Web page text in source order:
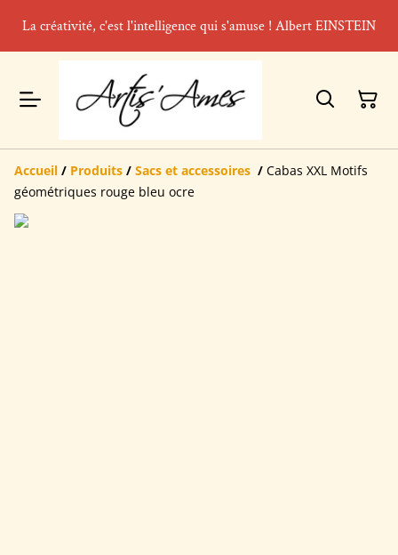
La créativité, c'est l'intelligence qui s'amuse ! Albert EINSTEIN
Accueil / Produits / Sacs et accessoires / Cabas XXL Motifs
géométriques rouge bleu ocre